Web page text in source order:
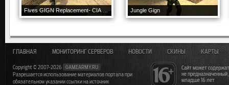
Fives GIGN Replacement- CIA Operative Jungle Gign
Сайт может
не
младше 16 лет
ГЛАВНАЯ МОНИТОРИНГ СЕРВЕРОВ НОВОСТИ СКИНЫ КАРТЫ
Copyright © 2007-2026
GAMEARMY.RU
Разрешается использование материалов портала при
обязательном указании ссылки на источник